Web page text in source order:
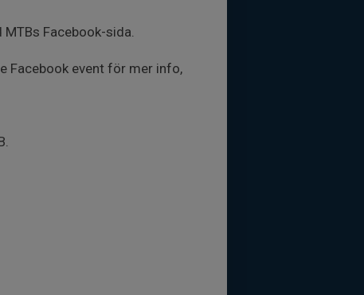
MTBs Facebook-sida.
Facebook event för mer info,